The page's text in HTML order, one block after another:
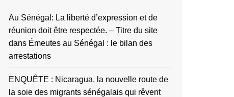
Au Sénégal: La liberté d’expression et de
réunion doit être respectée. – Titre du site
dans Émeutes au Sénégal : le bilan des
arrestations
ENQUÊTE : Nicaragua, la nouvelle route de
la soie des migrants sénégalais qui rêvent